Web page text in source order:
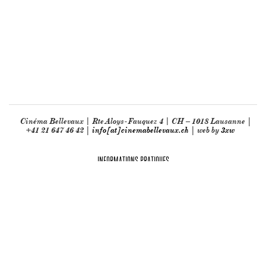
Cinéma Bellevaux | Rte Aloys-Fauquez 4 | CH – 1018 Lausanne |
+41 21 647 46 42 | info[at]cinemabellevaux.ch | web by3xw
INFORMATIONS PRATIQUES